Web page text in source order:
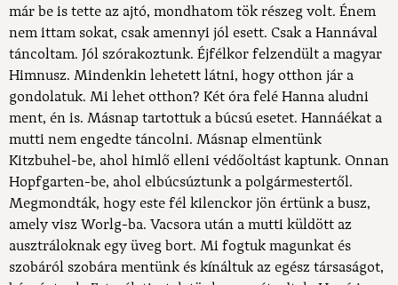
már be is tette az ajtó, mondhatom tök részeg volt. Énem
nem ittam sokat, csak amennyi jól esett. Csak a Hannával
táncoltam. Jól szórakoztunk. Éjfélkor felzendült a magyar
Himnusz. Mindenkin lehetett látni, hogy otthon jár a
gondolatuk. Mi lehet otthon? Két óra felé Hanna aludni
ment, én is. Másnap tartottuk a búcsú esetet. Hannáékat a
mutti nem engedte táncolni. Másnap elmentünk
Kitzbuhel-be, ahol himlő elleni védőoltást kaptunk. Onnan
Hopfgarten-be, ahol elbúcsúztunk a polgármestertől.
Megmondták, hogy este fél kilenckor jön értünk a busz,
amely visz Worlg-ba. Vacsora után a mutti küldött az
ausztráloknak egy üveg bort. Mi fogtuk magunkat és
szobáról szobára mentünk és kínáltuk az egész társaságot,